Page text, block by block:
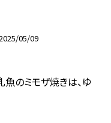
05/09
のミモザ焼きは、ゆ